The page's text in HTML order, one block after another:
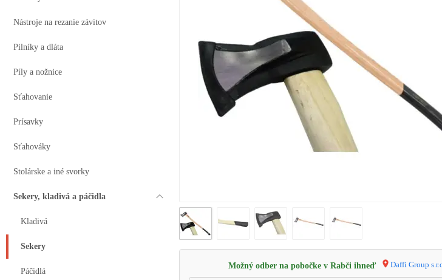
Nástroje na rezanie závitov
Pilníky a dláta
Píly a nožnice
Sťahovanie
Prísavky
Sťahováky
Stolárske a iné svorky
Sekery, kladivá a páčidla
Kladivá
Sekery
Páčidlá
Možný odber na pobočke v Rabči ihneď Daffi Group